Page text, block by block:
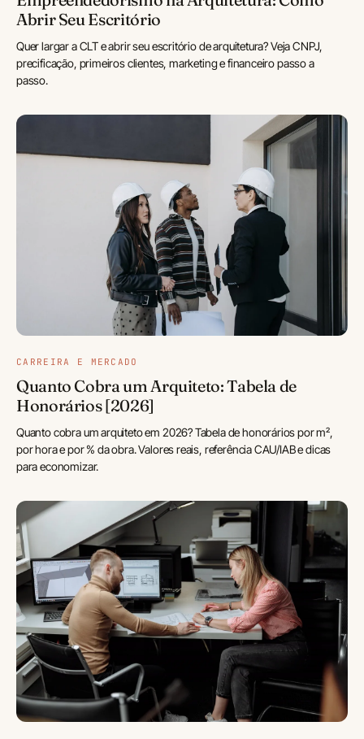
Abrir Seu Escritório
Quer largar a CLT e abrir seu escritório de arquitetura? Veja CNPJ,
precificação, primeiros clientes, marketing e financeiro passo a
passo.
CARREIRA E MERCADO
Quanto Cobra um Arquiteto: Tabela de
Honorários [2026]
Quanto cobra um arquiteto em 2026? Tabela de honorários por m²,
por hora e por % da obra. Valores reais, referência CAU/IAB e dicas
para economizar.